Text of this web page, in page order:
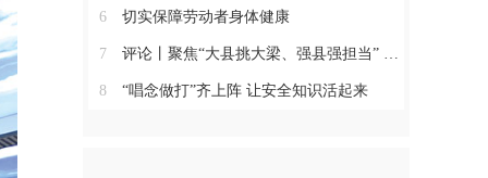
6 切实保障劳动者身体健康
7 评论丨聚焦“大县挑大梁、强县强担当” 保持定力真抓实干奋发作为
8 “唱念做打”齐上阵 让安全知识活起来